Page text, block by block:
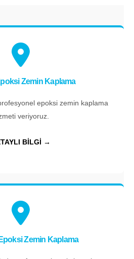
Zemin Kaplama
epoksi zemin kaplama
veriyoruz.
BİLGİ →
Zemin Kaplama